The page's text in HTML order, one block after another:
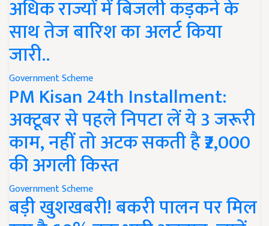
अधिक राज्यों में बिजली कड़कने के
साथ तेज बारिश का अलर्ट किया
जारी..
Government Scheme
PM Kisan 24th Installment:
अक्टूबर से पहले निपटा लें ये 3 जरूरी
काम, नहीं तो अटक सकती है ₹2,000
की अगली किस्त
Government Scheme
बड़ी खुशखबरी! बकरी पालन पर मिल